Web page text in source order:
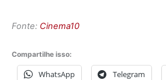
Fonte: Cinema10
Compartilhe isso:
WhatsApp Telegram